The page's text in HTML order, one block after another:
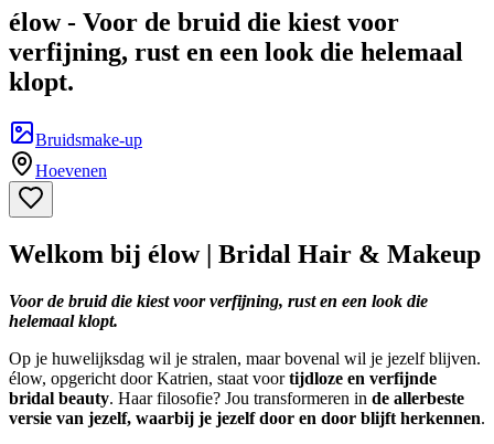
élow - Voor de bruid die kiest voor
verfijning, rust en een look die helemaal
klopt.
Bruidsmake-up
Hoevenen
Welkom bij élow | Bridal Hair & Makeup
Voor de bruid die kiest voor verfijning, rust en een look die
helemaal klopt.
Op je huwelijksdag wil je stralen, maar bovenal wil je jezelf blijven.
élow, opgericht door Katrien, staat voortijdloze en verfijnde
bridal beauty. Haar filosofie? Jou transformeren in de allerbeste
versie van jezelf, waarbij je jezelf door en door blijft herkennen.